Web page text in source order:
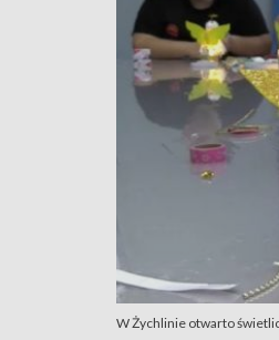
W Żychlinie otwarto